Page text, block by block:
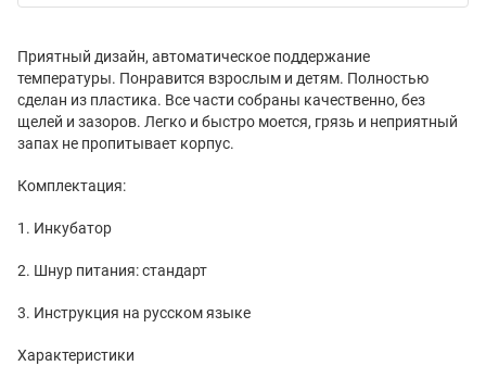
Приятный дизайн, автоматическое поддержание
температуры. Понравится взрослым и детям. Полностью
сделан из пластика. Все части собраны качественно, без
щелей и зазоров. Легко и быстро моется, грязь и неприятный
запах не пропитывает корпус.
Комплектация:
1. Инкубатор
2. Шнур питания: стандарт
3. Инструкция на русском языке
Характеристики